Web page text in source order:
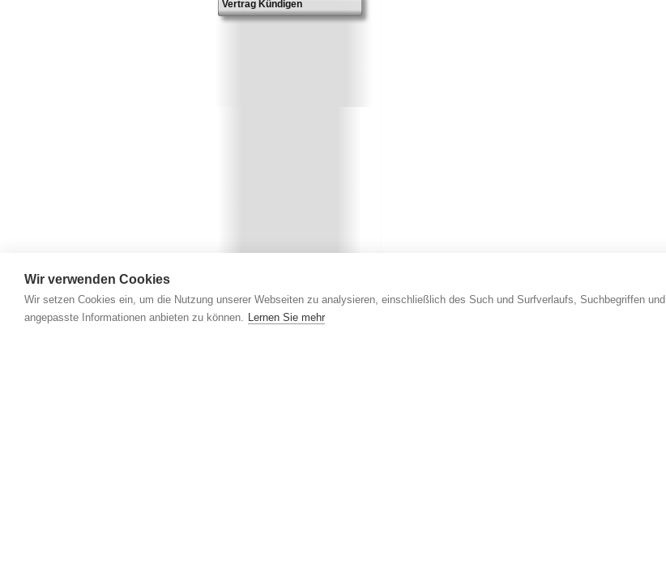
Wir verwenden Cookies
Wir setzen Cookies ein, um die Nutzung unserer Webseiten zu analysieren, einschließlich des Such und Surfverlaufs, Suchbegriffen
angepasste Informationen anbieten zu können. Lernen Sie mehr
Vertrag Kündigen